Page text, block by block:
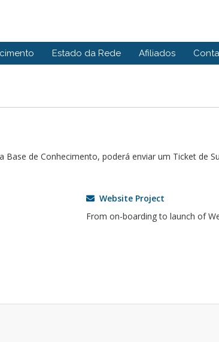
Estado da Rede Afiliados
de Conhecimento, poderá enviar um Ticket de
Website Project
From on-boarding to launch of